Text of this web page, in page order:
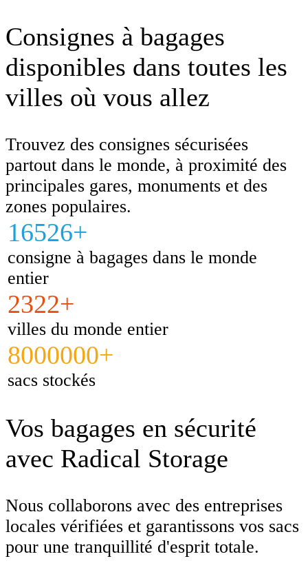
Consignes à bagages
disponibles dans toutes les
villes où vous allez
Trouvez des consignes sécurisées
partout dans le monde, à proximité des
principales gares, monuments et des
zones populaires.
16526+
consigne à bagages dans le monde
entier
2322+
villes du monde entier
8000000+
sacs stockés
Vos bagages en sécurité
avec Radical Storage
Nous collaborons avec des entreprises
locales vérifiées et garantissons vos sacs
pour une tranquillité d'esprit totale.